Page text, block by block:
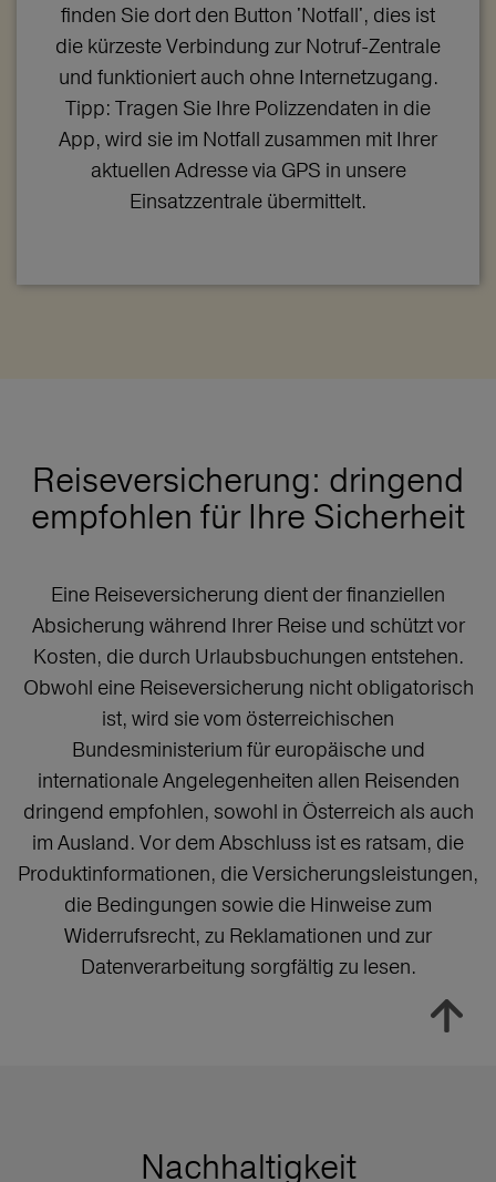
finden Sie dort den Button 'Notfall', dies ist
die kürzeste Verbindung zur Notruf-Zentrale
und funktioniert auch ohne Internetzugang.
Tipp: Tragen Sie Ihre Polizzendaten in die
App, wird sie im Notfall zusammen mit Ihrer
aktuellen Adresse via GPS in unsere
Einsatzzentrale übermittelt.
Reiseversicherung: dringend
empfohlen für Ihre Sicherheit
Eine Reiseversicherung dient der finanziellen
Absicherung während Ihrer Reise und schützt vor
Kosten, die durch Urlaubsbuchungen entstehen.
Obwohl eine Reiseversicherung nicht obligatorisch
ist, wird sie vom österreichischen
Bundesministerium für europäische und
internationale Angelegenheiten allen Reisenden
dringend empfohlen, sowohl in Österreich als auch
im Ausland. Vor dem Abschluss ist es ratsam, die
Produktinformationen, die Versicherungsleistungen,
die Bedingungen sowie die Hinweise zum
Widerrufsrecht, zu Reklamationen und zur
Datenverarbeitung sorgfältig zu lesen.
Nachhaltigkeit